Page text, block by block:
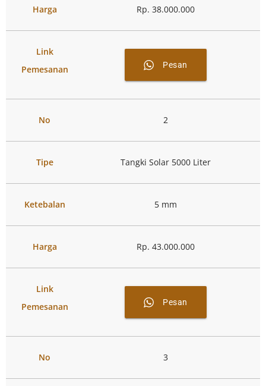
Harga Rp. 38.000.000
Link
Pemesanan
Pesan
No 2
Tipe Tangki Solar 5000 Liter
Ketebalan 5 mm
Harga Rp. 43.000.000
Link
Pemesanan
Pesan
No 3